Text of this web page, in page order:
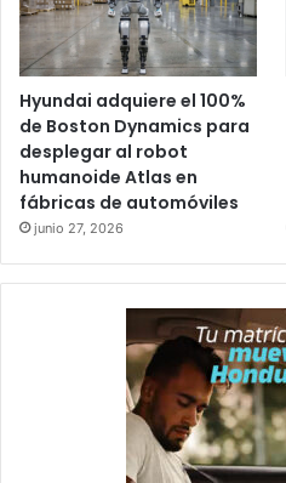
Hyundai adquiere el 100%
de Boston Dynamics para
desplegar al robot
humanoide Atlas en
fábricas de automóviles
junio 27, 2026